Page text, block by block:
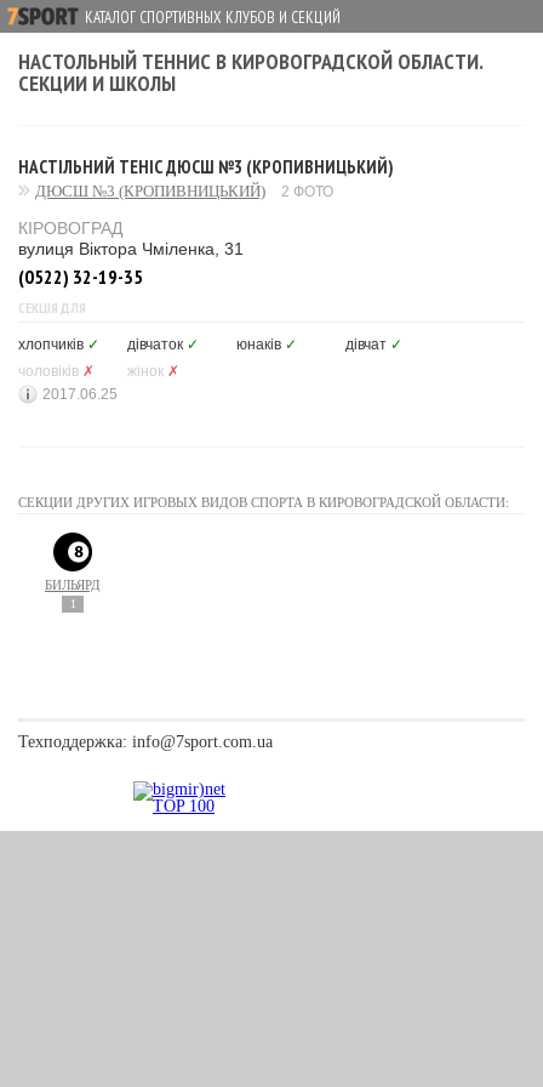
КАТАЛОГ СПОРТИВНЫХ КЛУБОВ И СЕКЦИЙ
НАСТОЛЬНЫЙ ТЕННИС В КИРОВОГРАДСКОЙ ОБЛАСТИ.
СЕКЦИИ И ШКОЛЫ
НАСТІЛЬНИЙ ТЕНІС ДЮСШ №3 (КРОПИВНИЦЬКИЙ)
ДЮСШ №3 (КРОПИВНИЦЬКИЙ) 2 ФОТО
КІРОВОГРАД
вулиця Віктора Чміленка, 31
(0522) 32-19-35
СЕКЦІЯ ДЛЯ
хлопчиків ✓ дівчаток ✓ юнаків ✓ дівчат ✓
чоловіків ✗ жінок ✗
2017.06.25
СЕКЦИИ ДРУГИХ ИГРОВЫХ ВИДОВ СПОРТА В КИРОВОГРАДСКОЙ ОБЛАСТИ:
БИЛЬЯРД
1
Техподдержка: info@7sport.com.ua